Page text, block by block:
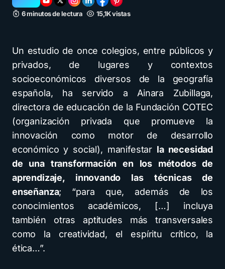
6 minutos de lectura 15,1K vistas
Un estudio de once colegios, entre públicos y
privados, de lugares y contextos
socioeconómicos diversos de la geografía
española, ha servido a Ainara Zubillaga,
directora de educación de la Fundación COTEC
(organización privada que promueve la
innovación como motor de desarrollo
económico y social), manifestar la necesidad
de una transformación en los métodos de
aprendizaje, innovando las técnicas de
enseñanza; “para que, además de los
conocimientos académicos, […] incluya
también otras aptitudes más transversales
como la creatividad, el espíritu crítico, la
ética…”.